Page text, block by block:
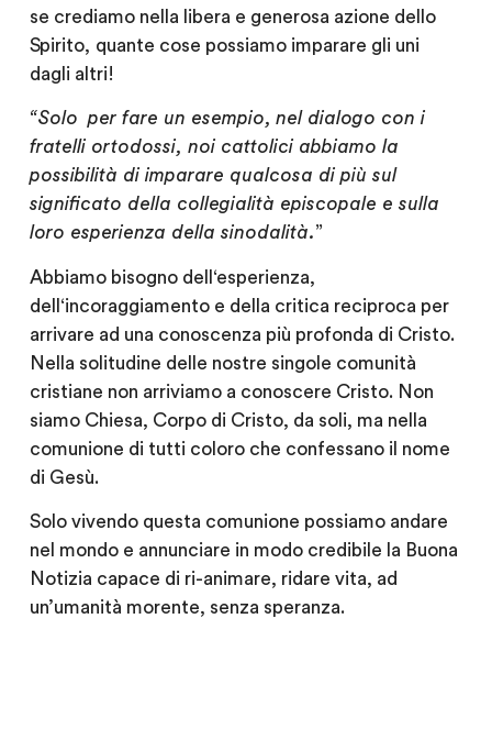
se crediamo nella libera e generosa azione dello
Spirito, quante cose possiamo imparare gli uni
dagli altri!
“Solo per fare un esempio, nel dialogo con i
fratelli ortodossi, noi cattolici abbiamo la
possibilità di imparare qualcosa di più sul
significato della collegialità episcopale e sulla
loro esperienza della sinodalità.”
Abbiamo bisogno dell‘esperienza,
dell‘incoraggiamento e della critica reciproca per
arrivare ad una conoscenza più profonda di Cristo.
Nella solitudine delle nostre singole comunità
cristiane non arriviamo a conoscere Cristo. Non
siamo Chiesa, Corpo di Cristo, da soli, ma nella
comunione di tutti coloro che confessano il nome
di Gesù.
Solo vivendo questa comunione possiamo andare
nel mondo e annunciare in modo credibile la Buona
Notizia capace di ri-animare, ridare vita, ad
un’umanità morente, senza speranza.